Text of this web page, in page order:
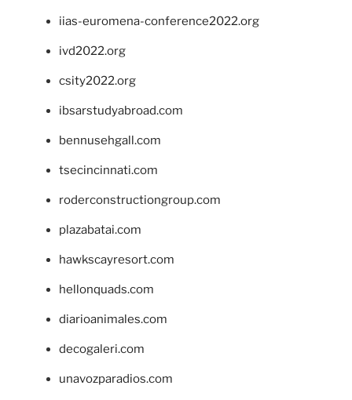
iias-euromena-conference2022.org
ivd2022.org
csity2022.org
ibsarstudyabroad.com
bennusehgall.com
tsecincinnati.com
roderconstructiongroup.com
plazabatai.com
hawkscayresort.com
hellonquads.com
diarioanimales.com
decogaleri.com
unavozparadios.com